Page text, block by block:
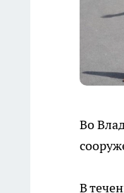
Во
В